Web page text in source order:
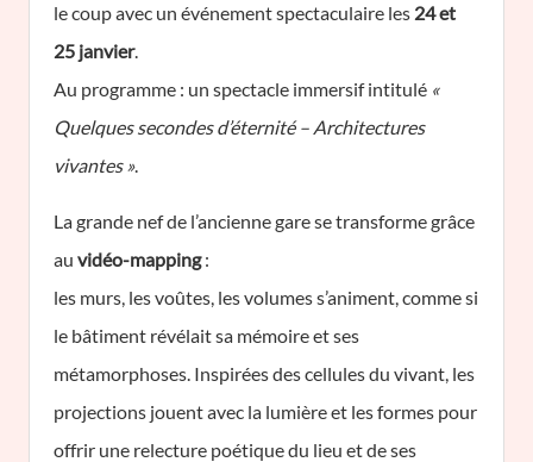
le coup avec un événement spectaculaire les 24 et
25 janvier.
Au programme : un spectacle immersif intitulé «
Quelques secondes d’éternité – Architectures
vivantes ».
La grande nef de l’ancienne gare se transforme grâce
au vidéo-mapping:
les murs, les voûtes, les volumes s’animent, comme si
le bâtiment révélait sa mémoire et ses
métamorphoses. Inspirées des cellules du vivant, les
projections jouent avec la lumière et les formes pour
offrir une relecture poétique du lieu et de ses